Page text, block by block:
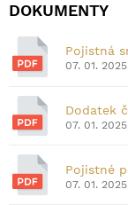
DOKUMENTY
Pojistná
07. 01.
Dodatek
07. 01.
Pojistné
07. 01.